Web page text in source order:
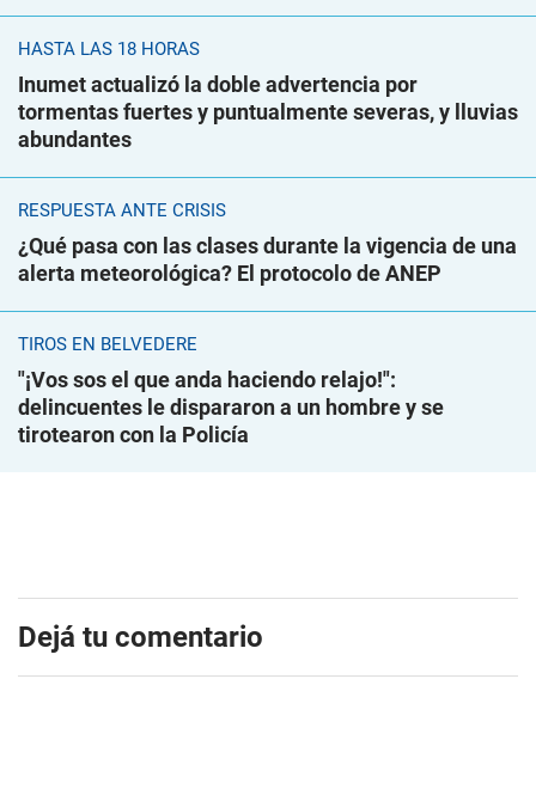
HASTA LAS 18 HORAS
Inumet actualizó la doble advertencia por
tormentas fuertes y puntualmente severas, y lluvias
abundantes
RESPUESTA ANTE CRISIS
¿Qué pasa con las clases durante la vigencia de una
alerta meteorológica? El protocolo de ANEP
TIROS EN BELVEDERE
"¡Vos sos el que anda haciendo relajo!":
delincuentes le dispararon a un hombre y se
tirotearon con la Policía
Dejá tu comentario